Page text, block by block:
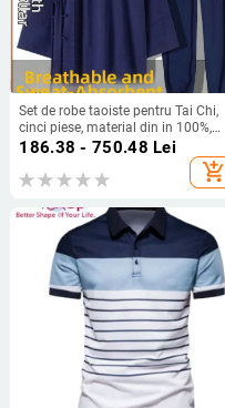
Set de robe taoiste pentru Tai Chi,
cinci piese, material din in 100%,
respirabil, marca Converge
186.38 - 750.48 Lei
add_shopping_cart